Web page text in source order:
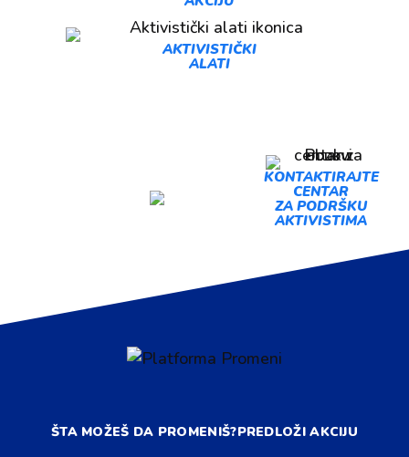
AKTIVISTIČKI
ALATI
AKCIJU
KONTAKTIRAJTE
CENTAR
ZA PODRŠKU
AKTIVISTIMA
ŠTA MOŽEŠ DA PROMENIŠ?PREDLOŽI AKCIJU